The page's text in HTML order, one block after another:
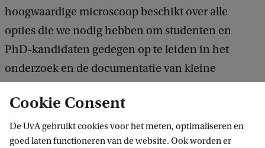
hoogwaardige microscoop beschikt over alle
opties die we nodig hebben om studenten en
PhD-kandidaten gedegen op te leiden in het
onderzoek en de documentatie van kleine
monsters professioneel te fotograferen.’
Cookie Consent
De UvA gebruikt cookies voor het meten, optimaliseren en
goed laten functioneren van de website. Ook worden er